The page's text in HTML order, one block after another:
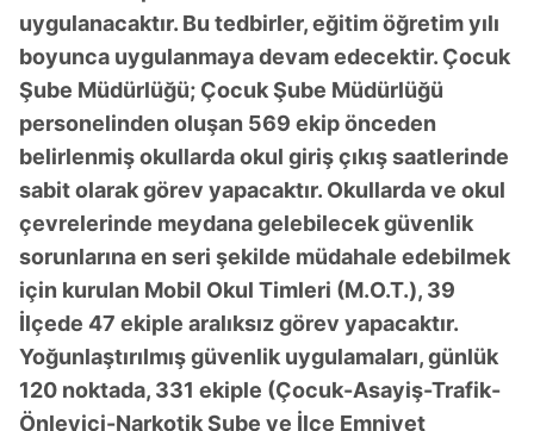
uygulanacaktır. Bu tedbirler, eğitim öğretim yılı
boyunca uygulanmaya devam edecektir. Çocuk
Şube Müdürlüğü; Çocuk Şube Müdürlüğü
personelinden oluşan 569 ekip önceden
belirlenmiş okullarda okul giriş çıkış saatlerinde
sabit olarak görev yapacaktır. Okullarda ve okul
çevrelerinde meydana gelebilecek güvenlik
sorunlarına en seri şekilde müdahale edebilmek
için kurulan Mobil Okul Timleri (M.O.T.), 39
İlçede 47 ekiple aralıksız görev yapacaktır.
Yoğunlaştırılmış güvenlik uygulamaları, günlük
120 noktada, 331 ekiple (Çocuk-Asayiş-Trafik-
Önleyici-Narkotik Şube ve İlçe Emniyet